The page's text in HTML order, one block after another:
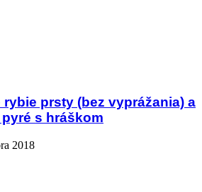
rybie prsty (bez vyprážania) a
s hráškom
2018